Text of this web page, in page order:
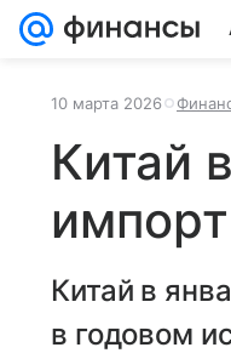
10 марта 2026
Китай
Китай в
в годовом